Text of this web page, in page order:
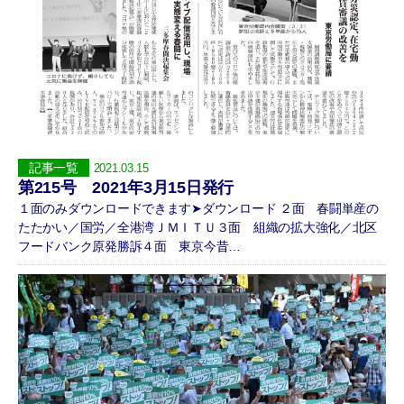
記事一覧 2021.03.15
第215号 2021年3月15日発行
１面のみダウンロードできます➤ダウンロード ２面 春闘単産の
たたかい／国労／全港湾ＪＭＩＴＵ３面 組織の拡大強化／北区
フードバンク原発勝訴４面 東京今昔…